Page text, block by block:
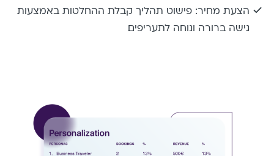
הצעת מחיר: פישוט תהליך קבלת ההחלטות באמצעות
גישה ברורה ונוחה לתעריפים.